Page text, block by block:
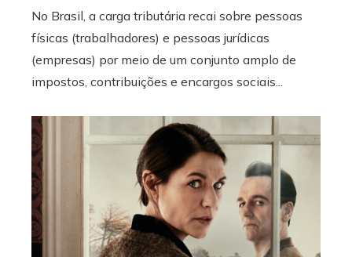
No Brasil, a carga tributária recai sobre pessoas
físicas (trabalhadores) e pessoas jurídicas
(empresas) por meio de um conjunto amplo de
impostos, contribuições e encargos sociais...